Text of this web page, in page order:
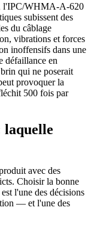
l'IPC/WHMA-A-620
subissent des
du câblage
vibrations et forces
inoffensifs dans une
défaillance en
qui ne poserait
provoquer la
500 fois par
laquelle
avec des
Choisir la bonne
l'une des décisions
— et l'une des